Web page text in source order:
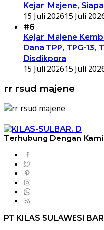
Kejari Majene,
15 Juli 202615 Juli
#6
Kejari Majene
Dana TPP, TPG-13,
Disdikpora
15 Juli 202615 Juli
rr rsud majene
Terhubung Dengan Kami
PT KILAS SULAWESI